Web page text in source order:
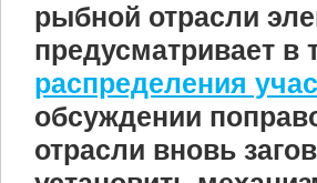
рыбной отрасли
предусматривает в
распределения
обсуждении
отрасли вновь